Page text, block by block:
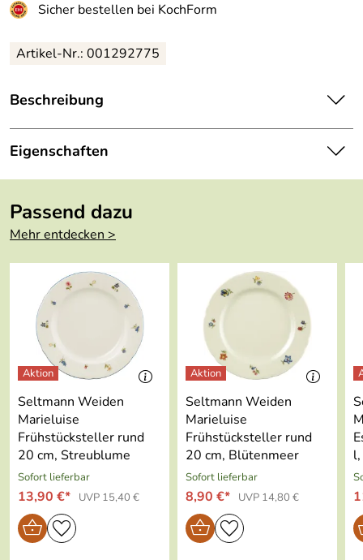
Sicher bestellen bei KochForm
Artikel-Nr.: 001292775
Beschreibung
Seltmann Weiden Marieluise Terrine mit Deckel 3,00 l,
elfenbein.
Hersteller: Porzellanfabriken Christian Seltmann GmbH ,
Chr.-Seltmann-Straße 59-67, 92637 Weiden,
service@seltmann.com
Eigenschaften
Farbe:
Breite:
Höhe:
Inhalt:
Mikrowellenge
eignet:
Spülmaschinenf
est:
ja
Ofenfest:
Kühlschrankfes
Passend dazu
Mehr entdecken >
Seltmann Weiden
Marieluise
Frühstücksteller rund
20 cm, Streublume
Sofort lieferbar
13,90 €* UVP 15,40 €
Seltmann Weiden
Marieluise
Frühstücksteller rund
20 cm, Blütenmeer
Sofort lieferbar
8,90 €* UVP 14,80 €